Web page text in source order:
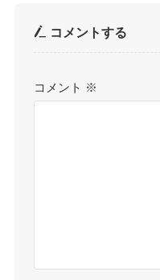
コメントする
コメント ※